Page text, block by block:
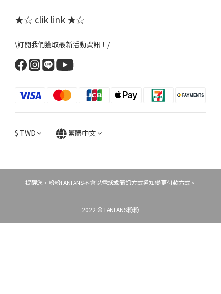
★☆ clik link ★☆
\訂閱我們獲取最新活動資訊！/
$ TWD 繁體中文
提醒您，粉粉FANFANS不會以電話或簡訊方式通知變更付款方式。
2022 © FANFANS粉粉